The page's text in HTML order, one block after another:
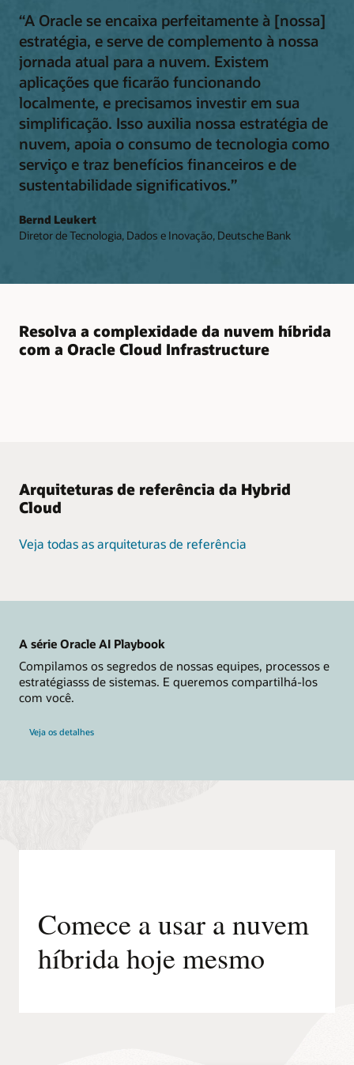
“A Oracle se encaixa perfeitamente à [nossa]
estratégia, e serve de complemento à nossa
jornada atual para a nuvem. Existem
aplicações que ficarão funcionando
localmente, e precisamos investir em sua
simplificação. Isso auxilia nossa estratégia de
nuvem, apoia o consumo de tecnologia como
serviço e traz benefícios financeiros e de
sustentabilidade significativos.”
Bernd Leukert
Diretor de Tecnologia, Dados e Inovação, Deutsche Bank
Resolva a complexidade da nuvem híbrida
com a Oracle Cloud Infrastructure
Arquiteturas de referência da Hybrid
Cloud
Veja todas as arquiteturas de referência
A série Oracle AI Playbook
Compilamos os segredos de nossas equipes, processos e
estratégiasss de sistemas. E queremos compartilhá-los
com você.
Veja os detalhes
Comece a usar a nuvem
híbrida hoje mesmo